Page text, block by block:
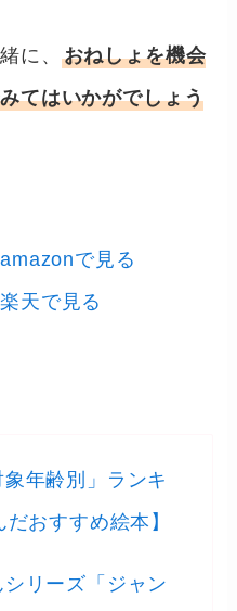
に、 おねしょを機会
てはいかがでしょう
で見る
天で見る
年齢別」ランキ
おすすめ絵本】
シリーズ「ジャン